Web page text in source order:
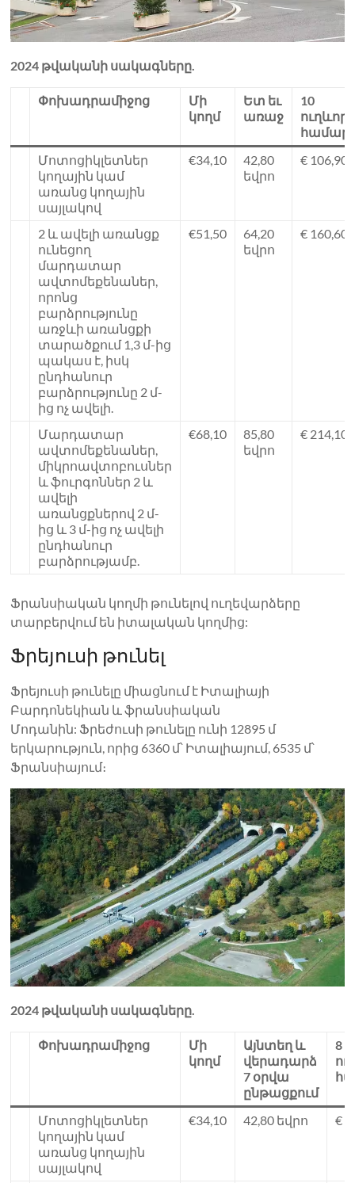
2024 թվականի սակագները.
Փոխադրամիջոց
Մի
կողմ
Ետ եւ
առաջ
10
համար
Մոտոցիկլետներ
կողային կամ
առանց կողային
սայլակով
€34,10
42,80
եվրո
€ 106,90
2 և ավելի առանցք
ունեցող
մարդատար
ավտոմեքենաներ,
որոնց
բարձրությունը
առջևի առանցքի
տարածքում 1,3 մ-ից
պակաս է, իսկ
ընդհանուր
բարձրությունը 2 մ-
ից ոչ ավելի.
€51,50
64,20
եվրո
€ 160,60
Մարդատար
ավտոմեքենաներ,
միկրոավտոբուսներ
և ֆուրգոններ 2 և
ավելի
առանցքներով 2 մ-
ից և 3 մ-ից ոչ ավելի
ընդհանուր
բարձրությամբ.
€68,10
85,80
եվրո
€ 214,10
Ֆրանսիական կողմի թունելով ուղեվարձերը
տարբերվում են իտալական կողմից:
Ֆրեյուսի թունել
Ֆրեյուսի թունելը միացնում է Իտալիայի
Բարդոնեկիան և ֆրանսիական
Մոդանին: Ֆրեժուսի թունելը ունի 12895 մ
երկարություն, որից 6360 մ՝ Իտալիայում, 6535 մ՝
Ֆրանսիայում։
2024 թվականի սակագները.
Փոխադրամիջոց
Մի
կողմ
Այնտեղ և
վերադարձ
7 օրվա
ընթացքում
8
Մոտոցիկլետներ
կողային կամ
առանց կողային
սայլակով
€34,10 42,80 եվրո €